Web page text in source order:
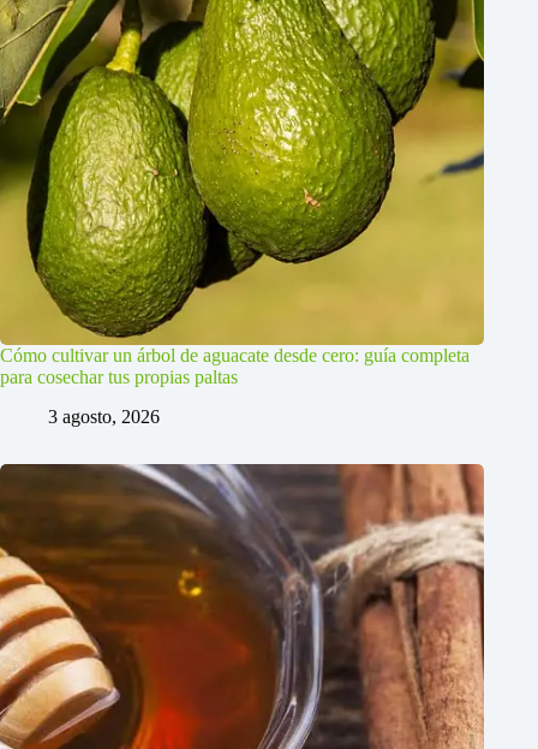
Cómo cultivar un árbol de aguacate desde cero: guía completa
para cosechar tus propias paltas
3 agosto, 2026